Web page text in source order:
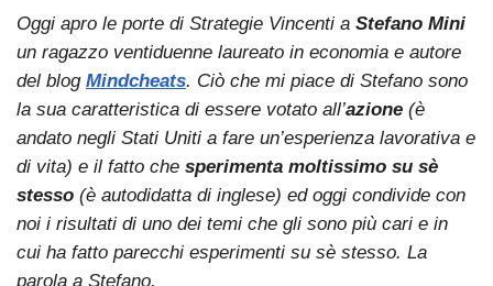
Oggi apro le porte di Strategie Vincenti a Stefano Mini
un ragazzo ventiduenne laureato in economia e autore
del blog Mindcheats. Ciò che mi piace di Stefano sono
la sua caratteristica di essere votato all’azione (è
andato negli Stati Uniti a fare un’esperienza lavorativa e
di vita) e il fatto che sperimenta moltissimo su sè
stesso (è autodidatta di inglese) ed oggi condivide con
noi i risultati di uno dei temi che gli sono più cari e in
cui ha fatto parecchi esperimenti su sè stesso. La
parola a Stefano.